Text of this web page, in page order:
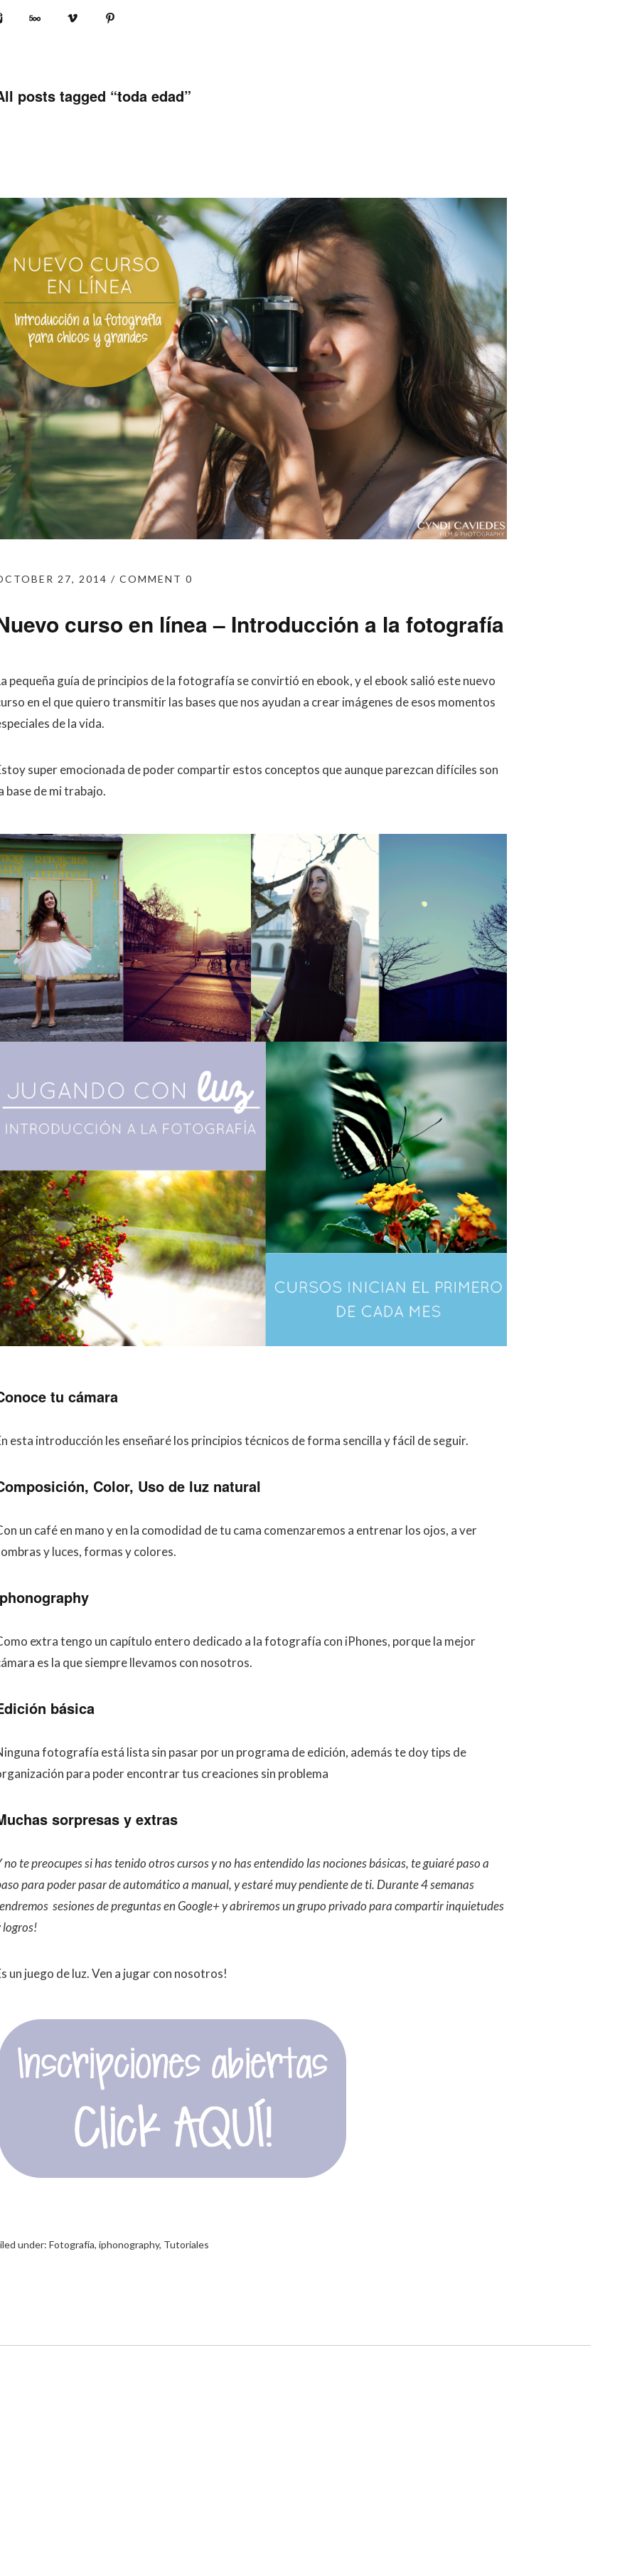
posts tagged “toda edad”
27, 2014 COMMENT 0
curso en línea – Introducción a la fotografía
pequeña guía de principios de la fotografía se convirtió en ebook, y el ebook salió este nuevo
en el que quiero transmitir las bases que nos ayudan a crear imágenes de esos momentos
de la vida.
super emocionada de poder compartir estos conceptos que aunque parezcan difíciles son
base de mi trabajo.
tu cámara
esta introducción les enseñaré los principios técnicos de forma sencilla y fácil de seguir.
Color, Uso de luz natural
un café en mano y en la comodidad de tu cama comenzaremos a entrenar los ojos, a ver
y luces, formas y colores.
extra tengo un capítulo entero dedicado a la fotografía con iPhones, porque la mejor
es la que siempre llevamos con nosotros.
básica
fotografía está lista sin pasar por un programa de edición, además te doy tips de
para poder encontrar tus creaciones sin problema
sorpresas y extras
no te preocupes si has tenido otros cursos y no has entendido las nociones básicas, te guiaré paso a
para poder pasar de automático a manual, y estaré muy pendiente de ti. Durante 4 semanas
sesiones de preguntas en Google+ y abriremos un grupo privado para compartir inquietudes
logros!
un juego de luz. Ven a jugar con nosotros!
under: Fotografía, iphonography, Tutoriales